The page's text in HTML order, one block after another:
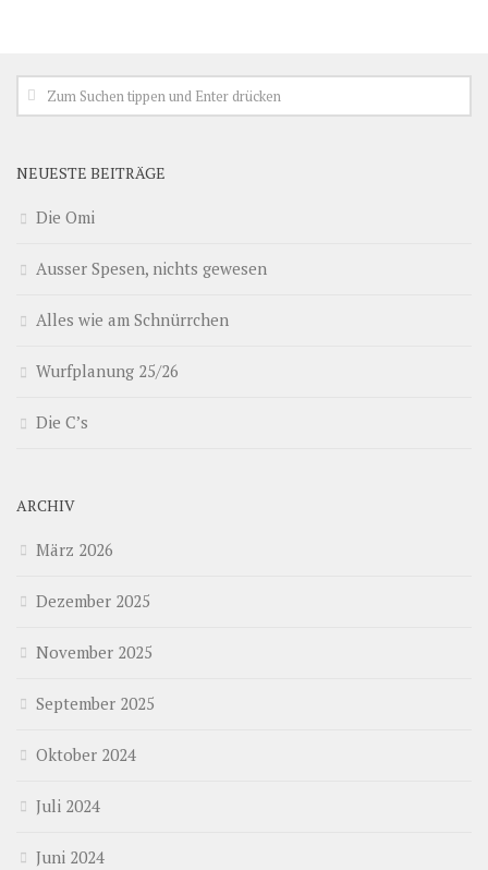
NEUESTE BEITRÄGE
Die Omi
Ausser Spesen, nichts gewesen
Alles wie am Schnürrchen
Wurfplanung 25/26
Die C’s
ARCHIV
März 2026
Dezember 2025
November 2025
September 2025
Oktober 2024
Juli 2024
Juni 2024